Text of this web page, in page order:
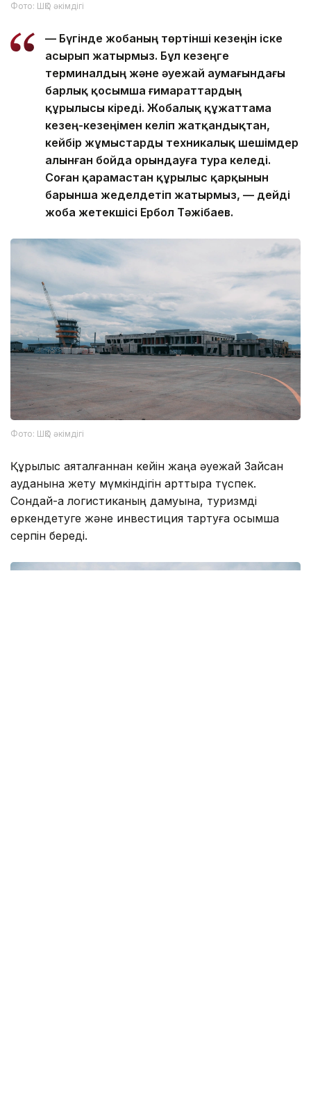
Фото: ШҚО әкімдігі
— Бүгінде жобаның төртінші кезеңін іске
асырып жатырмыз. Бұл кезеңге
терминалдың және әуежай аумағындағы
барлық қосымша ғимараттардың
құрылысы кіреді. Жобалық құжаттама
кезең-кезеңімен келіп жатқандықтан,
кейбір жұмыстарды техникалық шешімдер
алынған бойда орындауға тура келеді.
Соған қарамастан құрылыс қарқынын
барынша жеделдетіп жатырмыз, — дейді
жоба жетекшісі Ербол Тәжібаев.
Фото: ШҚО әкімдігі
Құрылыс аяқталғаннан кейін жаңа әуежай Зайсан
ауданына жету мүмкіндігін арттыра түспек.
Сондай-ақ логистиканың дамуына, туризмді
өркендетуге және инвестиция тартуға қосымша
серпін береді.